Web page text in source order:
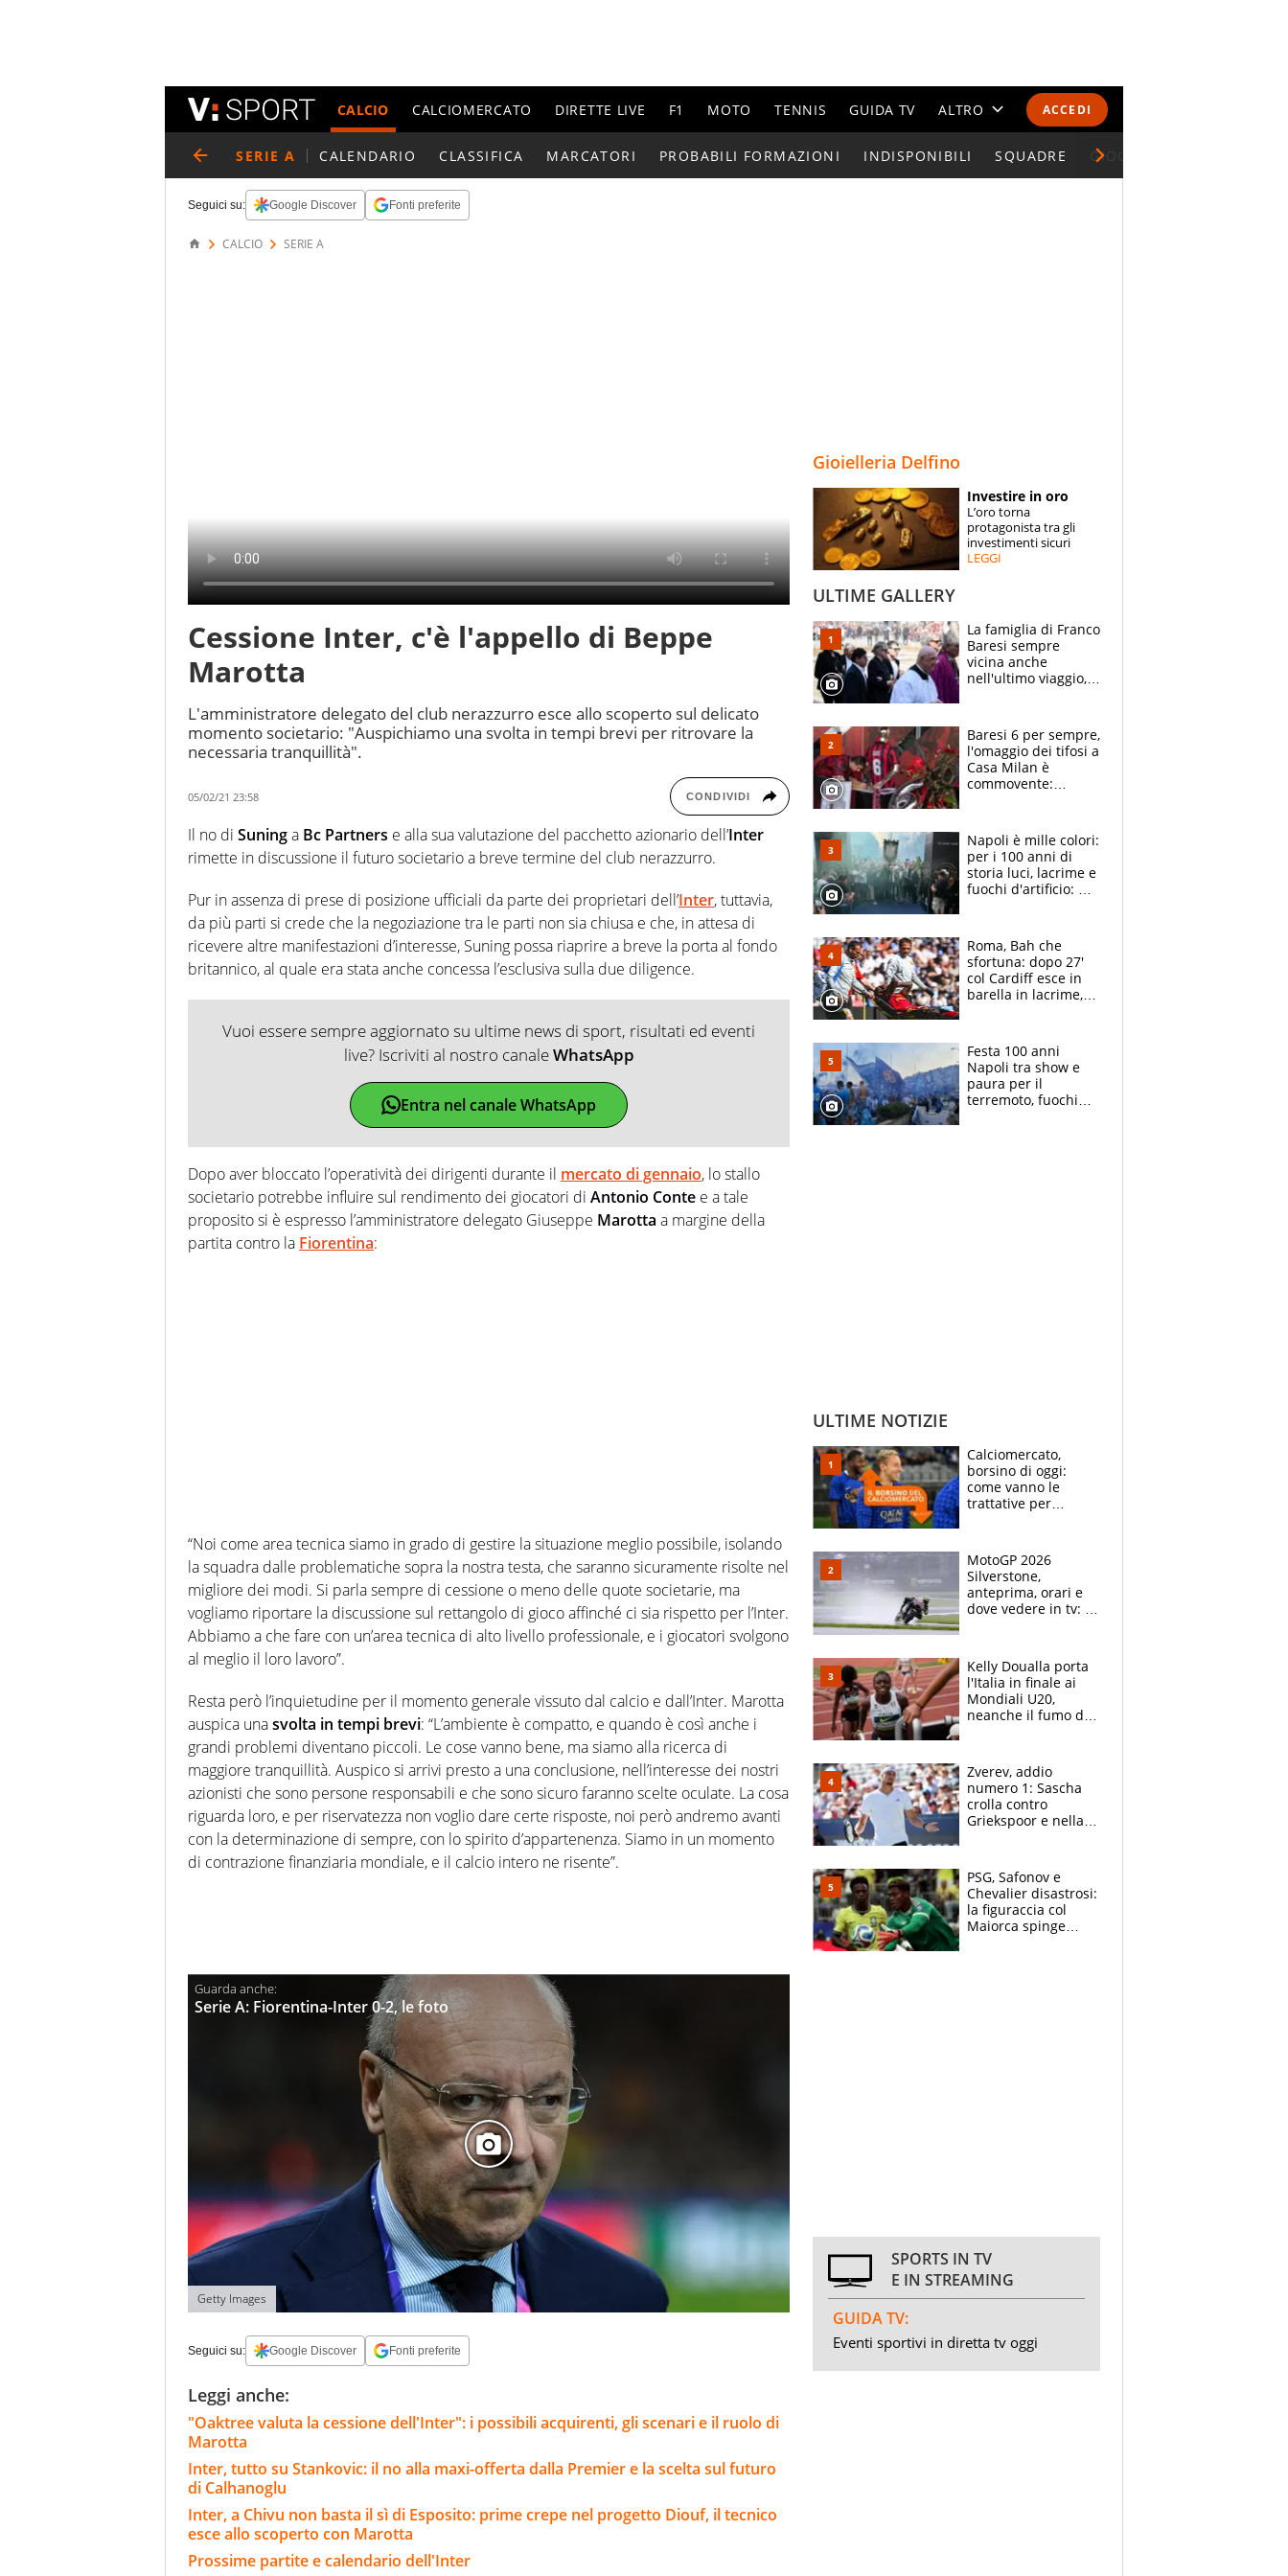
ACCEDI
CALCIO CALCIOMERCATO DIRETTE LIVE F1 MOTO TENNIS GUIDA TV ALTRO
CALENDARI E CLASSIFICHE
ESPERTI
CONTATTI
SERIE A CALENDARIO CLASSIFICA MARCATORI PROBABILI FORMAZIONI INDISPONIBILI SQUADRE GIOCATORI SERIE A
Seguici su: Google Discover Fonti preferite
CALCIO SERIE A
Cessione Inter, c'è l'appello di Beppe
Marotta
L'amministratore delegato del club nerazzurro esce allo scoperto sul delicato
momento societario: "Auspichiamo una svolta in tempi brevi per ritrovare la
necessaria tranquillità".
05/02/21 23:58 CONDIVIDI
Il no di Suninga Bc Partners e alla sua valutazione del pacchetto azionario dell’Inter
rimette in discussione il futuro societario a breve termine del club nerazzurro.
Pur in assenza di prese di posizione ufficiali da parte dei proprietari dell’Inter, tuttavia,
da più parti si crede che la negoziazione tra le parti non sia chiusa e che, in attesa di
ricevere altre manifestazioni d’interesse, Suning possa riaprire a breve la porta al fondo
britannico, al quale era stata anche concessa l’esclusiva sulla due diligence.
Vuoi essere sempre aggiornato su ultime news di sport, risultati ed eventi
live? Iscriviti al nostro canaleWhatsApp
Entra nel canale WhatsApp
Dopo aver bloccato l’operatività dei dirigenti durante il mercato di gennaio, lo stallo
societario potrebbe influire sul rendimento dei giocatori di Antonio Conte e a tale
proposito si è espresso l’amministratore delegato Giuseppe Marotta a margine della
partita contro la Fiorentina:
“Noi come area tecnica siamo in grado di gestire la situazione meglio possibile, isolando
la squadra dalle problematiche sopra la nostra testa, che saranno sicuramente risolte nel
migliore dei modi. Si parla sempre di cessione o meno delle quote societarie, ma
vogliamo riportare la discussione sul rettangolo di gioco affinché ci sia rispetto per l’Inter.
Abbiamo a che fare con un’area tecnica di alto livello professionale, e i giocatori svolgono
al meglio il loro lavoro”.
Resta però l’inquietudine per il momento generale vissuto dal calcio e dall’Inter. Marotta
auspica unasvolta in tempi brevi: “L’ambiente è compatto, e quando è così anche i
grandi problemi diventano piccoli. Le cose vanno bene, ma siamo alla ricerca di
maggiore tranquillità. Auspico si arrivi presto a una conclusione, nell’interesse dei nostri
azionisti che sono persone responsabili e che sono sicuro faranno scelte oculate. La cosa
riguarda loro, e per riservatezza non voglio dare certe risposte, noi però andremo avanti
con la determinazione di sempre, con lo spirito d’appartenenza. Siamo in un momento
di contrazione finanziaria mondiale, e il calcio intero ne risente”.
Serie A: Fiorentina-Inter 0-2, le foto
Getty Images
Seguici su: Google Discover Fonti preferite
Leggi anche:
"Oaktree valuta la cessione dell'Inter": i possibili acquirenti, gli scenari e il ruolo di
Marotta
Inter, tutto su Stankovic: il no alla maxi-offerta dalla Premier e la scelta sul futuro
di Calhanoglu
Inter, a Chivu non basta il sì di Esposito: prime crepe nel progetto Diouf, il tecnico
esce allo scoperto con Marotta
Prossime partite e calendario dell'Inter
Gioielleria Delfino
Investire in oro
L’oro torna
protagonista tra gli
investimenti sicuri
LEGGI
ULTIME GALLERY
La famiglia di Franco
Baresi sempre
vicina anche
nell'ultimo viaggio,
circondati
dall'affetto dei tifosi
Baresi 6 per sempre,
l'omaggio dei tifosi a
Casa Milan è
commovente:
bigliettini
Napoli è mille colori:
per i 100 anni di
storia luci, lacrime e
fuochi d'artificio: De
Roma, Bah che
sfortuna: dopo 27'
col Cardiff esce in
barella in lacrime,
prendono 3 gol in
45'
Festa 100 anni
Napoli tra show e
paura per il
terremoto, fuochi
ULTIME NOTIZIE
Calciomercato,
borsino di oggi:
come vanno le
trattative per
e Nusa
MotoGP 2026
Silverstone,
anteprima, orari e
dove vedere in tv: il
apertissimo
Kelly Doualla porta
l'Italia in finale ai
Mondiali U20,
neanche il fumo di
Zverev, addio
numero 1: Sascha
crolla contro
Griekspoor e nella
terzo. Quanti malori
a Montreal
PSG, Safonov e
Chevalier disastrosi:
la figuraccia col
Maiorca spinge
SPORTS IN TV
E IN STREAMING
GUIDA TV:
Eventi sportivi in diretta tv oggi